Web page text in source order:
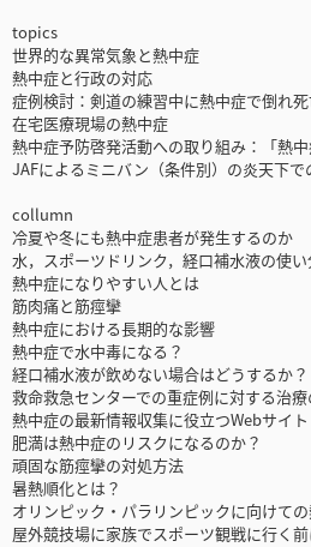
topics
世界的な異常気象と熱中症
熱中症と行政の対応
症例検討：剣道の練習中に熱中症で倒れ
在宅医療現場の熱中症
熱中症予防啓発活動への取り組み：「熱
JAFによるミニバン（条件別）の炎天下
collumn
冷夏や冬にも熱中症患者が発生するのか
水，スポーツドリンク，経口補水液の使
熱中症になりやすい人とは
筋肉痛と筋痙攣
熱中症における長期的な影響
熱中症で水中毒になる？
経口補水液が飲めない場合はどうするか？
救命救急センターでの重症例に対する治
熱中症の最新情報収集に役立つWebサイト
肥満は熱中症のリスクになるのか？
頑固な筋痙攣の対処方法
暑熱順化とは？
オリンピック・パラリンピックに向けて
屋外競技場に家族でスポーツ観戦に行く